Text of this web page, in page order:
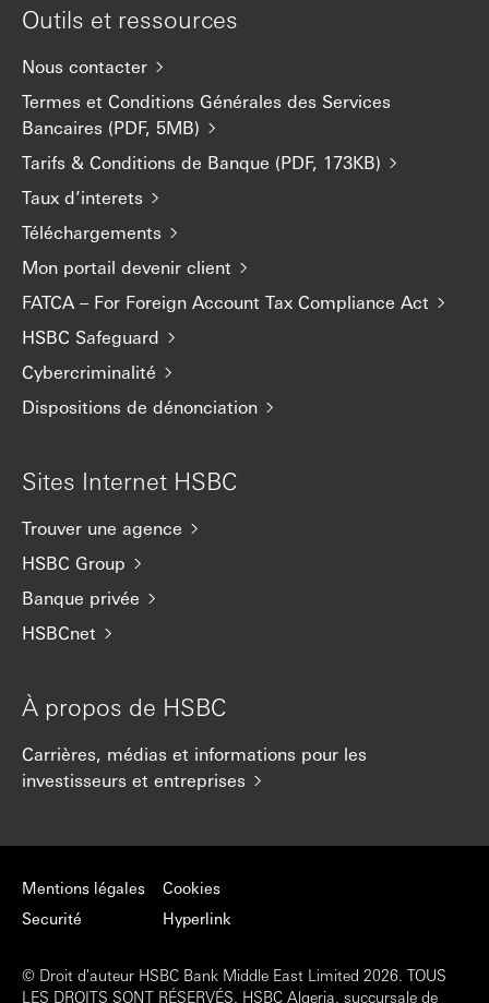
Outils et ressources
Nous contacter
Termes et Conditions Générales des Services
Bancaires (PDF, 5MB)
Tarifs & Conditions de Banque (PDF, 173KB)
Taux d’interets
Téléchargements
Mon portail devenir client
FATCA – For Foreign Account Tax Compliance Act
HSBC Safeguard
Cybercriminalité
Dispositions de dénonciation
Sites Internet HSBC
Trouver une agence
HSBC Group
Banque privée
HSBCnet
À propos de HSBC
Carrières, médias et informations pour les
investisseurs et entreprises
Mentions légales
Securité
Cookies
Hyperlink
© Droit d'auteur HSBC Bank Middle East Limited 2026. TOUS
LES DROITS SONT RÉSERVÉS. HSBC Algeria, succursale de